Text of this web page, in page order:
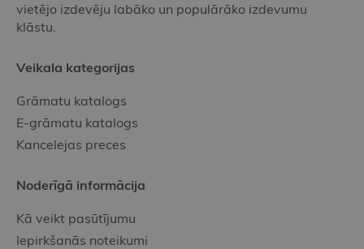
vietējo izdevēju labāko un populārāko izdevumu
klāstu.
Veikala kategorijas
Grāmatu katalogs
E-grāmatu katalogs
Kancelejas preces
Noderīgā informācija
Kā veikt pasūtījumu
Iepirkšanās noteikumi